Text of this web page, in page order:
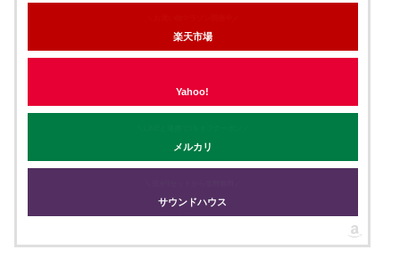
楽天市場
Yahoo!
メルカリ
サウンドハウス